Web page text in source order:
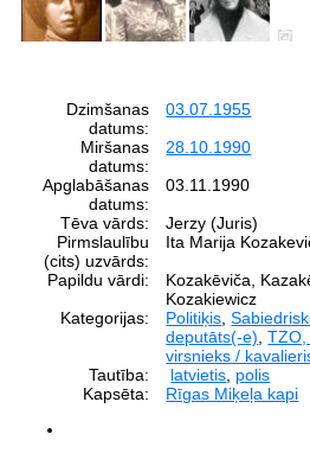
Dzimšanas
datums:
03.07.1955
Miršanas
datums:
28.10.1990
Apglabāšanas
datums:
03.11.1990
Tēva vārds:
Jerzy (Juris)
Pirmslaulību
(cits) uzvārds:
Ita Marija
Papildu vārdi:
Kozakēviča,
Kozakiewicz
Kategorijas:
Politiķis ,
deputāts(-e) ,TZO,
virsnieks /
Tautība:
latvietis polis
Kapsēta:
Rīgas Miķeļa kapi